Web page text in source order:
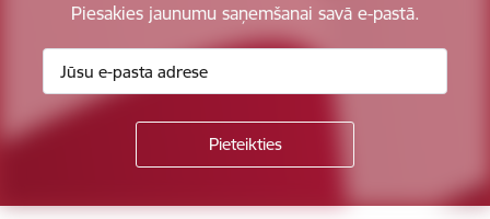
Piesakies jaunumu saņemšanai savā e-pastā.